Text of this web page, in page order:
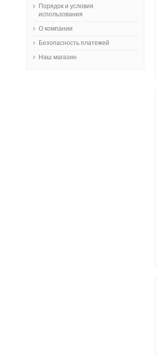
Подшивочные машины
Машины программируемой
строчки(10)
Машины для настрочки
двигатели(11)
Порядок и условия
использования
О компании
Безопасность платежей
Наш магазин